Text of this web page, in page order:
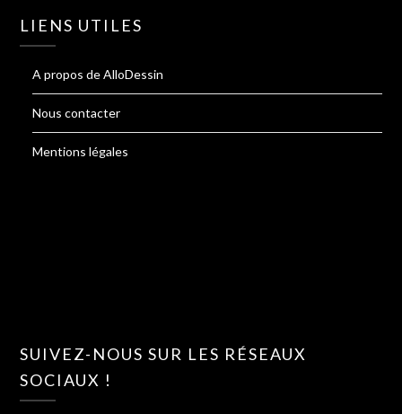
LIENS UTILES
A propos de AlloDessin
Nous contacter
Mentions légales
SUIVEZ-NOUS SUR LES RÉSEAUX
SOCIAUX !